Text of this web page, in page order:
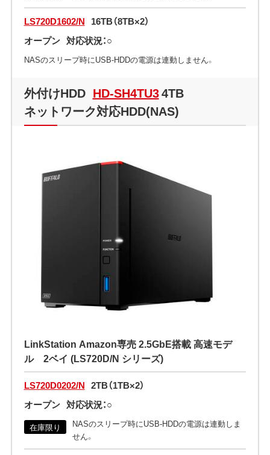
LS720D1602/N 16TB（8TB×2）
オープン 対応状況：○
NASのスリープ時にUSB-HDDの電源は連動しません。
外付けHDD HD-SH4TU34TB
ネットワーク対応HDD(NAS)
LinkStation Amazon専売 2.5GbE搭載 高速モデ
ル 2ベイ (LS720D/N シリーズ)
LS720D0202/N 2TB（1TB×2）
オープン 対応状況：○
在庫限り
NASのスリープ時にUSB-HDDの電源は連動しま
せん。